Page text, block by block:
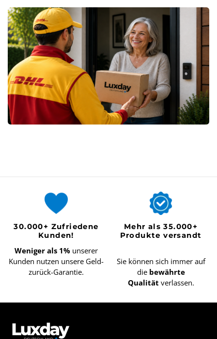
30.000+ Zufriedene
Kunden!
Weniger als 1% unserer
Kunden nutzen unsere Geld-
zurück-Garantie.
Mehr als 35.000+
Produkte versandt
Sie können sich immer auf
die bewährte
Qualität verlassen.